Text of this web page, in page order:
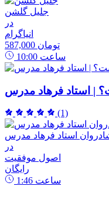
جلیل گلشن
در
انیاگرام
587,000 تومان
10:00 ساعت
| استاد فرهاد مدرس
(1)
استاد فرهاد مدرس
در
اصول موفقیت
رایگان
1:46 ساعت